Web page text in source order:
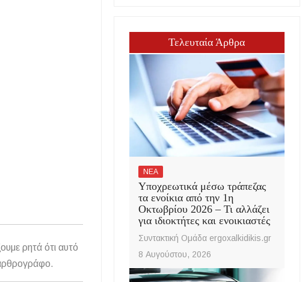
ρητά ότι αυτό
Τελευταία Άρθρα
ΝΕΑ
Υποχρεωτικά μέσω τράπεζας
τα ενοίκια από την 1η
Οκτωβρίου 2026 – Τι αλλάζει
για ιδιοκτήτες και ενοικιαστές
Συντακτική Ομάδα ergoxalkidikis.gr
8 Αυγούστου, 2026